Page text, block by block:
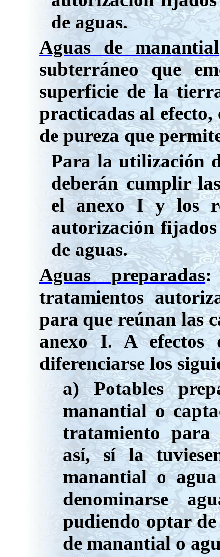
de aguas.
Aguas de manantial
subterráneo que
superficie de la
practicadas al
de pureza que
Para la utilización
deberán cumplir
el anexo I y los
autorización
de aguas.
Aguas preparadas:
tratamientos
para que reúnan las
anexo I. A efectos
diferenciarse los
a) Potables
manantial o
tratamiento para
así, sí la
manantial o
denominarse
pudiendo optar
de manantial o